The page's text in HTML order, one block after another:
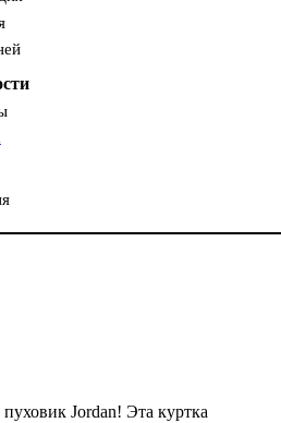
Jordan! Эта куртка